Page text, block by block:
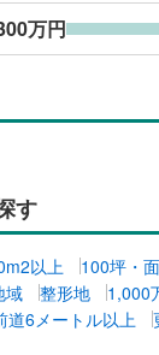
万円
す
以上 100坪・
域 整形地 1,000
道6メートル以上